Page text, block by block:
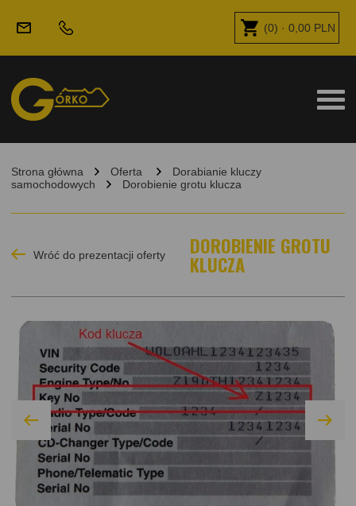
(0) · 0,00 PLN
Strona główna Oferta
Dorabianie kluczy
samochodowych
Dorobienie grotu klucza
Wróć do prezentacji oferty DOROBIENIE GROTU
KLUCZA